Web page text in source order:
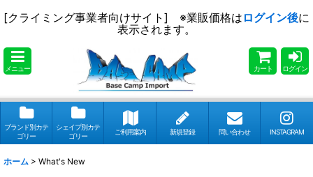
[クライミング事業者向けサイト] ※業販価格は ログイン後に
表示されます。
メニュー カート ログイン
ブランド別カテ
ゴリー
シェイプ別カテ
ゴリー
ご利用案内 新規登録 問い合わせ INSTAGRAM
ホーム > What's New